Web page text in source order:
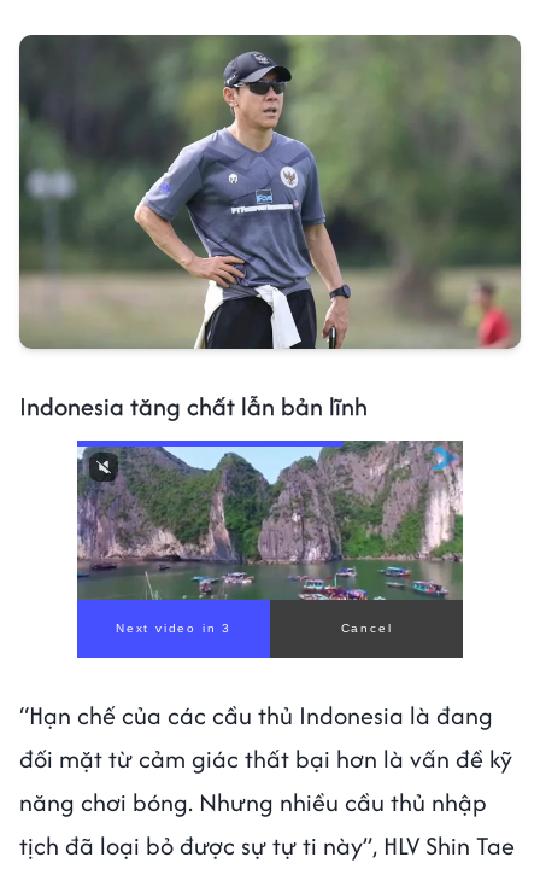
Indonesia tăng chất lẫn bản lĩnh
Next video in 1 Cancel
“Hạn chế của các cầu thủ Indonesia là đang
đối mặt từ cảm giác thất bại hơn là vấn đề kỹ
năng chơi bóng. Nhưng nhiều cầu thủ nhập
tịch đã loại bỏ được sự tự ti này”, HLV Shin Tae